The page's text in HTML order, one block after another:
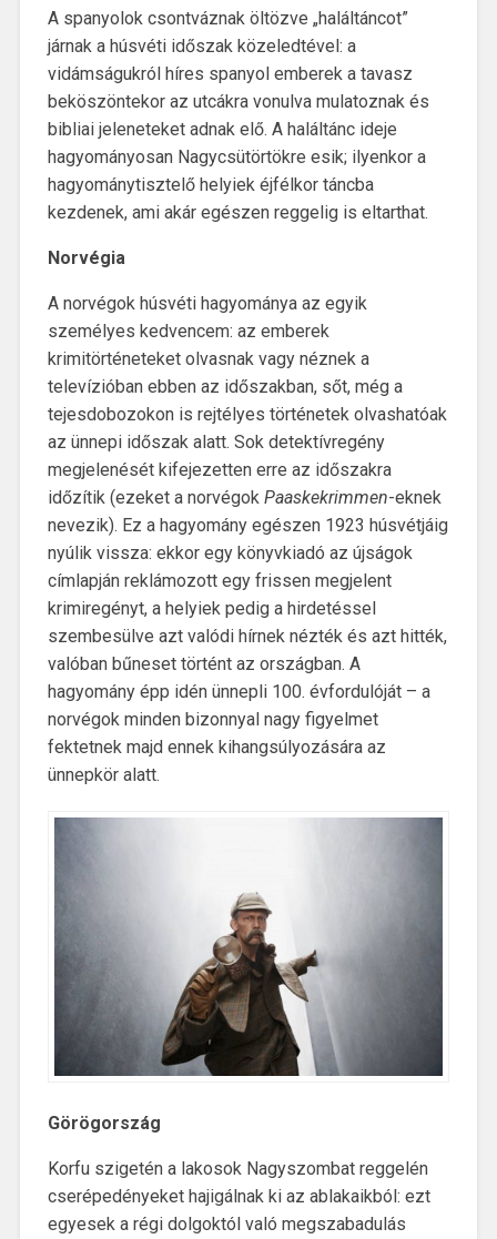
A spanyolok csontváznak öltözve „haláltáncot”
járnak a húsvéti időszak közeledtével: a
vidámságukról híres spanyol emberek a tavasz
beköszöntekor az utcákra vonulva mulatoznak és
bibliai jeleneteket adnak elő. A haláltánc ideje
hagyományosan Nagycsütörtökre esik; ilyenkor a
hagyománytisztelő helyiek éjfélkor táncba
kezdenek, ami akár egészen reggelig is eltarthat.
Norvégia
A norvégok húsvéti hagyománya az egyik
személyes kedvencem: az emberek
krimitörténeteket olvasnak vagy néznek a
televízióban ebben az időszakban, sőt, még a
tejesdobozokon is rejtélyes történetek olvashatóak
az ünnepi időszak alatt. Sok detektívregény
megjelenését kifejezetten erre az időszakra
időzítik (ezeket a norvégok Paaskekrimmen-eknek
nevezik). Ez a hagyomány egészen 1923 húsvétjáig
nyúlik vissza: ekkor egy könyvkiadó az újságok
címlapján reklámozott egy frissen megjelent
krimiregényt, a helyiek pedig a hirdetéssel
szembesülve azt valódi hírnek nézték és azt hitték,
valóban bűneset történt az országban. A
hagyomány épp idén ünnepli 100. évfordulóját – a
norvégok minden bizonnyal nagy figyelmet
fektetnek majd ennek kihangsúlyozására az
ünnepkör alatt.
Görögország
Korfu szigetén a lakosok Nagyszombat reggelén
cserépedényeket hajigálnak ki az ablakaikból: ezt
egyesek a régi dolgoktól való megszabadulás